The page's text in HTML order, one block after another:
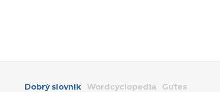
Dobrý slovník Wordcyclopedia
Gutes